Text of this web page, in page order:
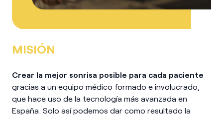
MISIÓN
Crear la mejor sonrisa posible para cada paciente
gracias a un equipo médico formado e involucrado,
que hace uso de la tecnología más avanzada en
España. Solo así podemos dar como resultado la